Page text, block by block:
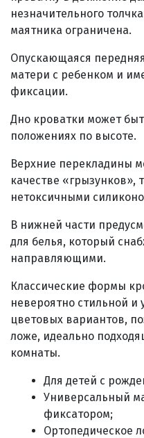
незначительного
маятника ограничена.
Опускающаяся
матери с ребенком и
фиксации.
Дно кроватки может
положениях по высоте.
Верхние перекладины
качестве «грызунков»,
нетоксичными
В нижней части
для белья, который
направляющими.
Классические формы
невероятно стильной и
цветовых вариантов,
ложе, идеально
комнаты.
Для детей с
Универсальный
фиксатором;
Ортопедическое